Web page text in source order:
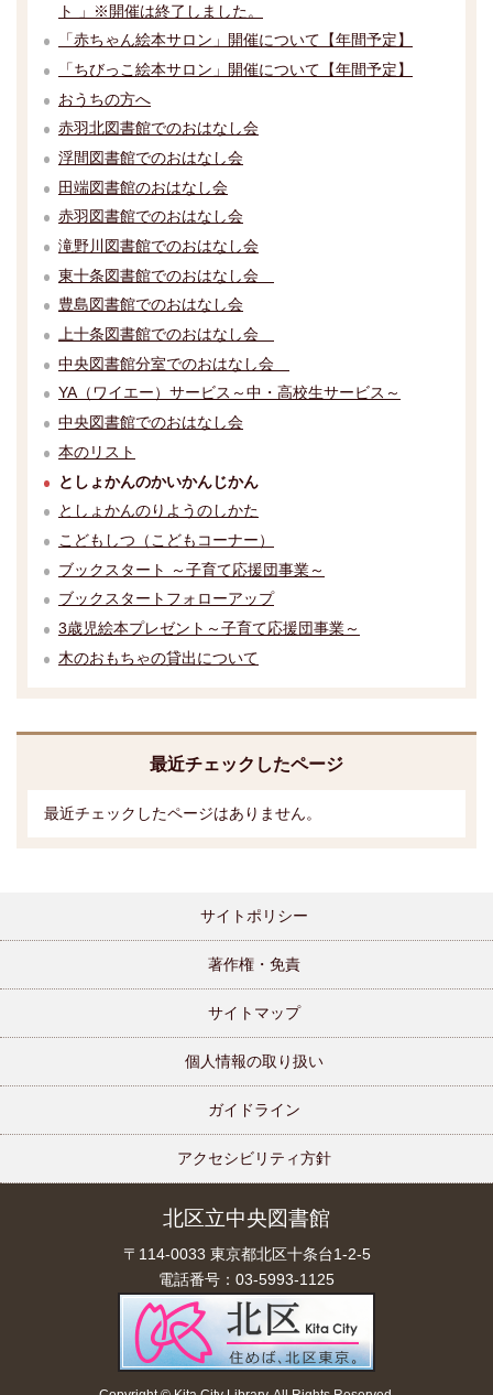
ト 」※開催は終了しました。
「赤ちゃん絵本サロン」開催について【年間予定】
「ちびっこ絵本サロン」開催について【年間予定】
おうちの方へ
赤羽北図書館でのおはなし会
浮間図書館でのおはなし会
田端図書館のおはなし会
赤羽図書館でのおはなし会
滝野川図書館でのおはなし会
東十条図書館でのおはなし会
豊島図書館でのおはなし会
上十条図書館でのおはなし会
中央図書館分室でのおはなし会
YA（ワイエー）サービス～中・高校生サービス～
中央図書館でのおはなし会
本のリスト
としょかんのかいかんじかん
としょかんのりようのしかた
こどもしつ（こどもコーナー）
ブックスタート ～子育て応援団事業～
ブックスタートフォローアップ
3歳児絵本プレゼント～子育て応援団事業～
木のおもちゃの貸出について
最近チェックしたページ
最近チェックしたページはありません。
サイトポリシー
著作権・免責
サイトマップ
個人情報の取り扱い
ガイドライン
アクセシビリティ方針
北区立中央図書館
〒114-0033 東京都北区十条台1-2-5
電話番号：03-5993-1125